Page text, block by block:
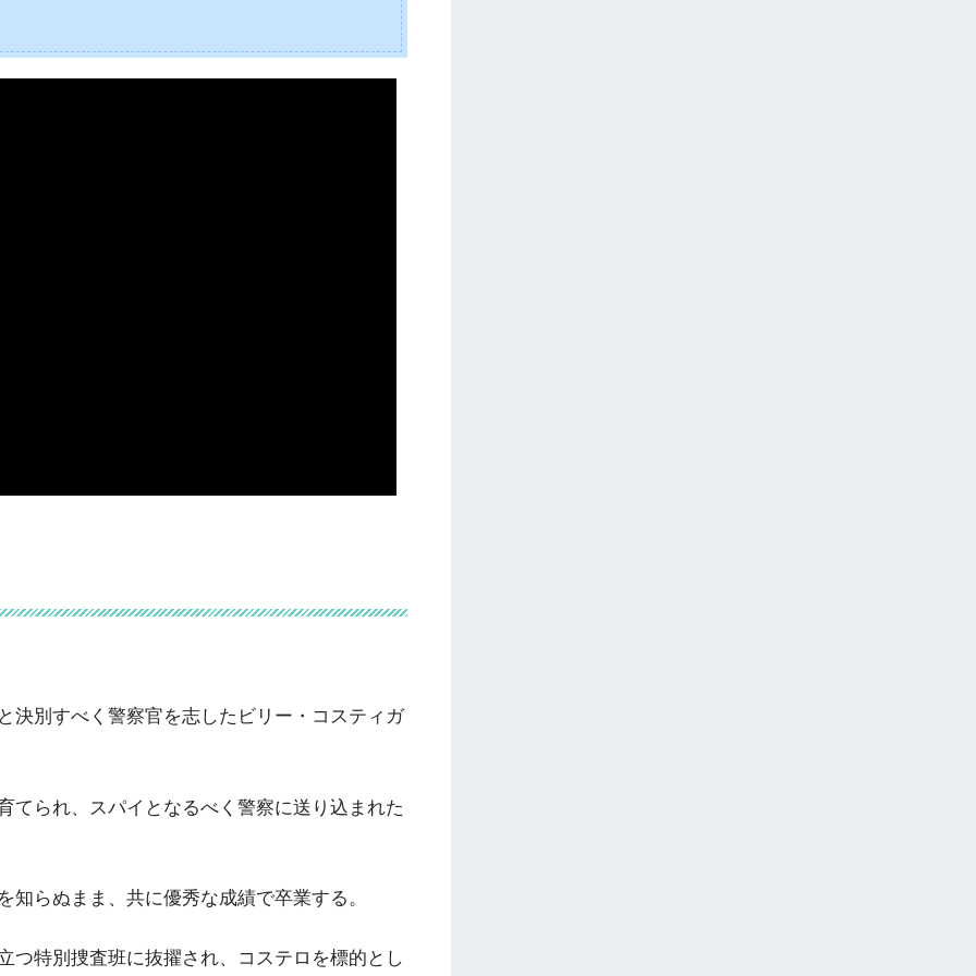
決別すべく警察官を志したビリー・コスティガ
てられ、スパイとなるべく警察に送り込まれた
らぬまま、共に優秀な成績で卒業する。
つ特別捜査班に抜擢され、コステロを標的とし